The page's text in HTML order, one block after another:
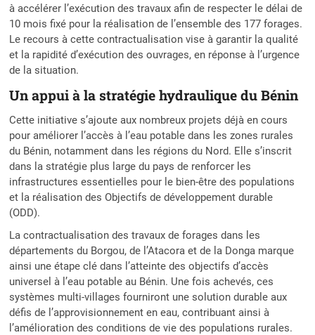
à accélérer l’exécution des travaux afin de respecter le délai de
10 mois fixé pour la réalisation de l’ensemble des 177 forages.
Le recours à cette contractualisation vise à garantir la qualité
et la rapidité d’exécution des ouvrages, en réponse à l’urgence
de la situation.
Un appui à la stratégie hydraulique du Bénin
Cette initiative s’ajoute aux nombreux projets déjà en cours
pour améliorer l’accès à l’eau potable dans les zones rurales
du Bénin, notamment dans les régions du Nord. Elle s’inscrit
dans la stratégie plus large du pays de renforcer les
infrastructures essentielles pour le bien-être des populations
et la réalisation des Objectifs de développement durable
(ODD).
La contractualisation des travaux de forages dans les
départements du Borgou, de l’Atacora et de la Donga marque
ainsi une étape clé dans l’atteinte des objectifs d’accès
universel à l’eau potable au Bénin. Une fois achevés, ces
systèmes multi-villages fourniront une solution durable aux
défis de l’approvisionnement en eau, contribuant ainsi à
l’amélioration des conditions de vie des populations rurales.